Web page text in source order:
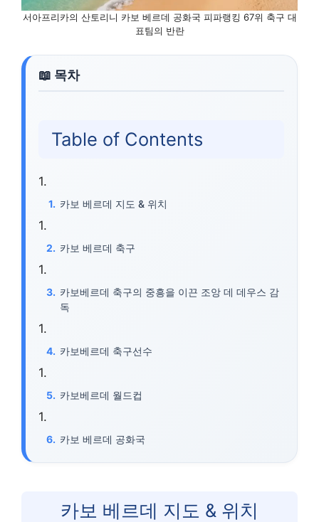
서아프리카의 산토리니 카보 베르데 공화국 피파랭킹 67위 축구 대
표팀의 반란
Table of Contents
카보 베르데 지도 & 위치
카보 베르데 축구
카보베르데 축구의 중흥을 이끈 조앙 데 데우스 감
독
카보베르데 축구선수
카보베르데 월드컵
카보 베르데 공화국
카보 베르데 지도 & 위치